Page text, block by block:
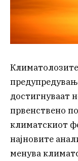
достигнуваат
првенствено
климатскиот
најновите
менува